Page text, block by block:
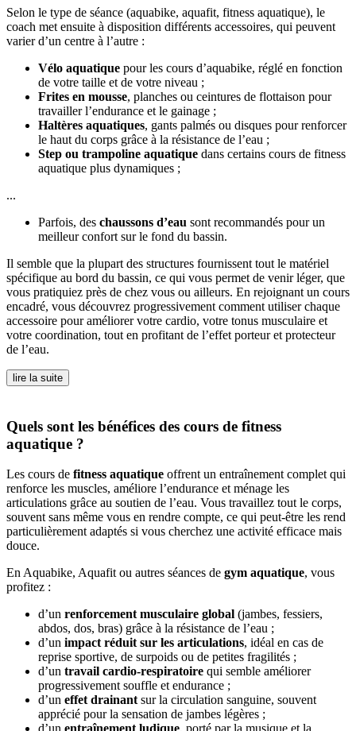
Selon le type de séance (aquabike, aquafit, fitness aquatique), le
coach met ensuite à disposition différents accessoires, qui peuvent
varier d’un centre à l’autre :
Vélo aquatique pour les cours d’aquabike, réglé en fonction
de votre taille et de votre niveau ;
Frites en mousse, planches ou ceintures de flottaison pour
travailler l’endurance et le gainage ;
Haltères aquatiques, gants palmés ou disques pour renforcer
le haut du corps grâce à la résistance de l’eau ;
Step ou trampoline aquatique dans certains cours de fitness
aquatique plus dynamiques ;
...
Parfois, des chaussons d’eau sont recommandés pour un
meilleur confort sur le fond du bassin.
Il semble que la plupart des structures fournissent tout le matériel
spécifique au bord du bassin, ce qui vous permet de venir léger, que
vous pratiquiez près de chez vous ou ailleurs. En rejoignant un cours
encadré, vous découvrez progressivement comment utiliser chaque
accessoire pour améliorer votre cardio, votre tonus musculaire et
votre coordination, tout en profitant de l’effet porteur et protecteur
de l’eau.
lire la suite
Quels sont les bénéfices des cours de fitness
aquatique ?
Les cours de fitness aquatique offrent un entraînement complet qui
renforce les muscles, améliore l’endurance et ménage les
articulations grâce au soutien de l’eau. Vous travaillez tout le corps,
souvent sans même vous en rendre compte, ce qui peut-être les rend
particulièrement adaptés si vous cherchez une activité efficace mais
douce.
En Aquabike, Aquafit ou autres séances de gym aquatique, vous
profitez :
d’un renforcement musculaire global (jambes, fessiers,
abdos, dos, bras) grâce à la résistance de l’eau ;
d’un impact réduit sur les articulations, idéal en cas de
reprise sportive, de surpoids ou de petites fragilités ;
d’un travail cardio-respiratoire qui semble améliorer
progressivement souffle et endurance ;
d’un effet drainant sur la circulation sanguine, souvent
apprécié pour la sensation de jambes légères ;